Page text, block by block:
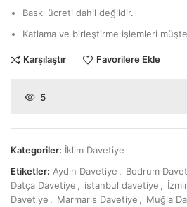
Baskı ücreti dahil değildir.
Katlama ve birleştirme işlemleri
Karşılaştır Favorilere Ekle
5
Kategoriler: İklim Davetiye
Etiketler: Aydın Davetiye Bodrum
Datça Davetiye
istanbul davetiye
Davetiye
Marmaris Davetiye Muğla